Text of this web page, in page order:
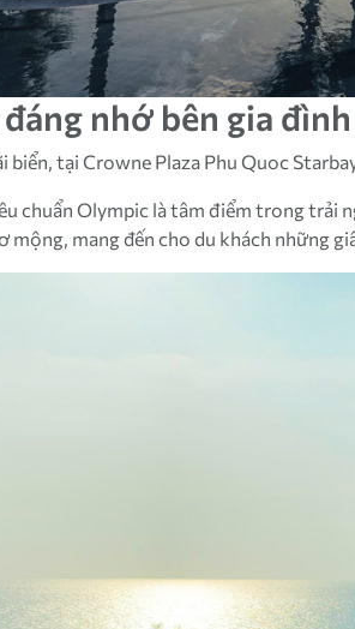
nhớ bên gia đình
biển, tại Crowne Plaza Phu Quoc
chuẩn Olympic là tâm điểm trong
mang đến cho du khách những